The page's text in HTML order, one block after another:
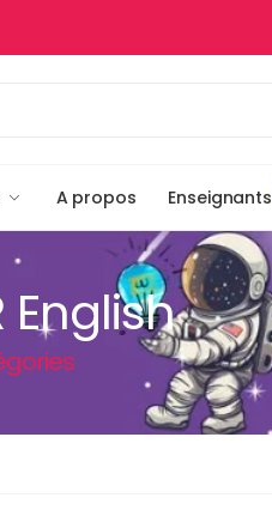
A propos Enseignants
English